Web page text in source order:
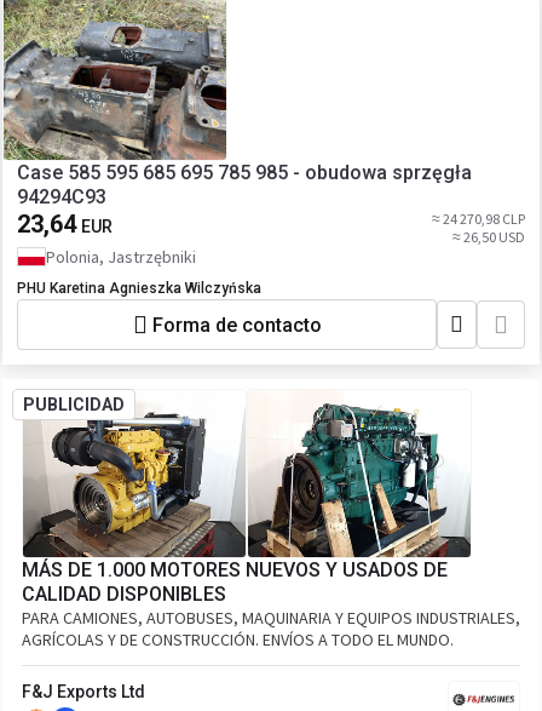
Case 585 595 685 695 785 985 - obudowa sprzęgła
94294C93
23,64 EUR
≈ 24 270,98 CLP
≈ 26,50 USD
Polonia, Jastrzębniki
PHU Karetina Agnieszka Wilczyńska
Forma de contacto
PUBLICIDAD
MÁS DE 1.000 MOTORES NUEVOS Y USADOS DE
CALIDAD DISPONIBLES
PARA CAMIONES, AUTOBUSES, MAQUINARIA Y EQUIPOS INDUSTRIALES,
AGRÍCOLAS Y DE CONSTRUCCIÓN. ENVÍOS A TODO EL MUNDO.
F&J Exports Ltd